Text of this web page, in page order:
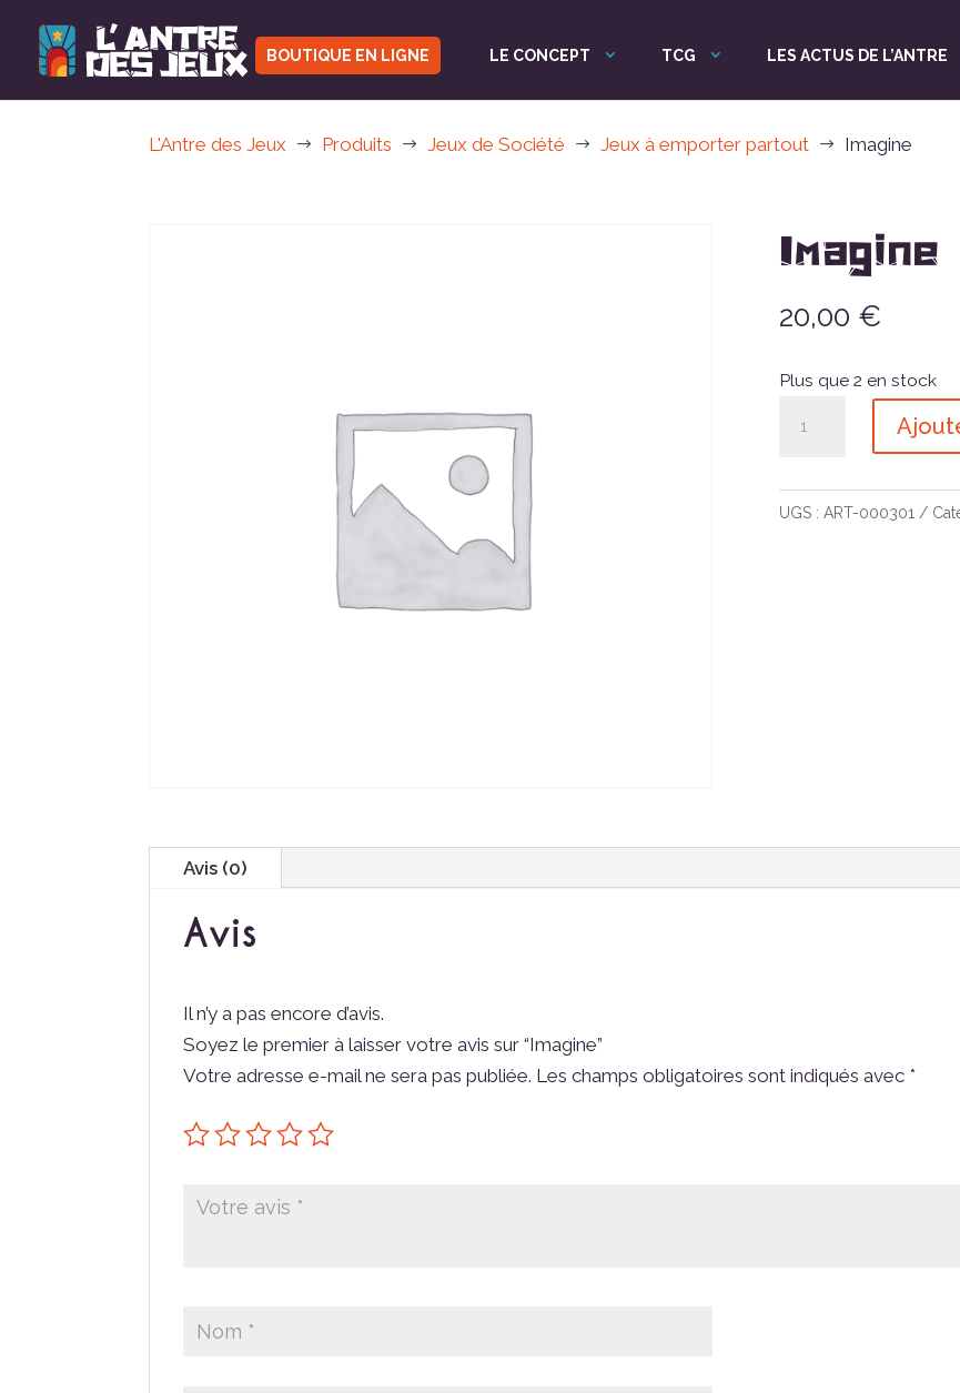
BOUTIQUE EN LIGNE LE CONCEPT TCG LES ACTUS DE L’ANTRE
L'Antre des Jeux $ Produits $ Jeux de Société $ Jeux à emporter partout $ Imagine
Imagine
20,00 €
Plus que 2 en stock
UGS : ART-000301
Avis (0)
Avis
Il n’y a pas encore d’avis.
Soyez le premier à laisser votre avis sur “Imagine”
Votre adresse e-mail ne sera pas publiée. Les champs obligatoires sont indiqués avec *